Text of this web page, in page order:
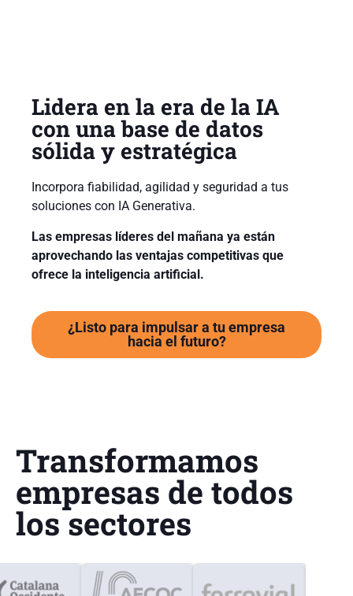
Lidera en la era de la IA
con una base de datos
sólida y estratégica
Incorpora fiabilidad, agilidad y seguridad a tus
soluciones con IA Generativa.
Las empresas líderes del mañana ya están
aprovechando las ventajas competitivas que
ofrece la inteligencia artificial.
¿Listo para impulsar a tu empresa
hacia el futuro?
Transformamos
empresas de todos
los sectores